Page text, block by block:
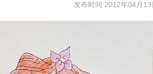
发布时间:2012年04月